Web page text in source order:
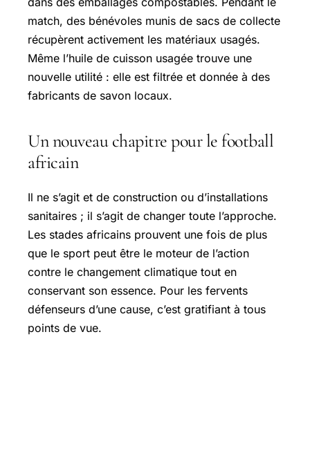
match, des bénévoles munis de sacs de collecte
récupèrent activement les matériaux usagés.
Même l’huile de cuisson usagée trouve une
nouvelle utilité : elle est filtrée et donnée à des
fabricants de savon locaux.
Un nouveau chapitre pour le football
africain
Il ne s’agit et de construction ou d’installations
sanitaires ; il s’agit de changer toute l’approche.
Les stades africains prouvent une fois de plus
que le sport peut être le moteur de l’action
contre le changement climatique tout en
conservant son essence. Pour les fervents
défenseurs d’une cause, c’est gratifiant à tous
points de vue.